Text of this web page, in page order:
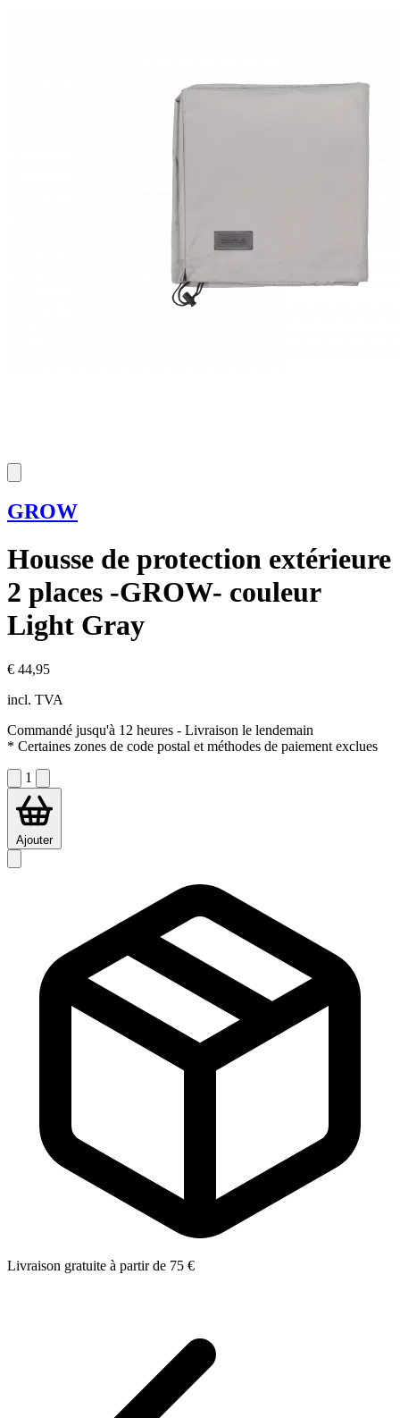
GROW
Housse de protection extérieure
2 places -GROW- couleur
Light Gray
€ 44,95
incl. TVA
Commandé jusqu'à 12 heures - Livraison le lendemain
* Certaines zones de code postal et méthodes de paiement exclues
1
Ajouter
Livraison gratuite à partir de 75 €